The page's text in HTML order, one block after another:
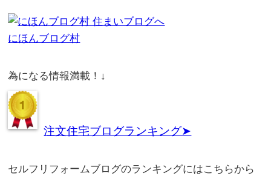
にほんブログ村
為になる情報満載！↓
注文住宅ブログランキング➤
セルフリフォームブログのランキングにはこちらから